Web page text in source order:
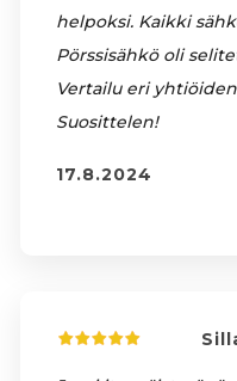
helpoksi. Kaikki
Pörssisähkö oli
Vertailu eri
Suosittelen!
17.8.2024